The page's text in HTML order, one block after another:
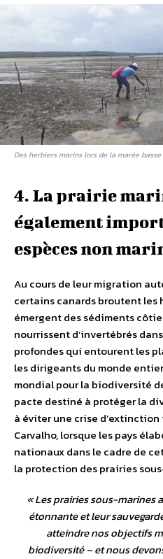
Des herbiers marins lors de la marée
4. La prairie
également
espèces non
Au cours de leur migration
certains canards broutent les
émergent des sédiments
nourrissent d’invertébrés
profondes qui entourent les
les dirigeants du monde
mondial pour la biodiversité
pacte destiné à protéger la
à éviter une crise
Carvalho, lorsque les pays
nationaux dans le cadre de
la protection des prairies
«Les prairies sous-marines
étonnante et leur
atteindre nos objectifs
biodiversité – et nous